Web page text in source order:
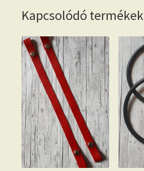
Kapcsolódó termékek